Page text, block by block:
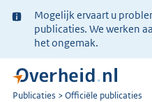
Ter
informatie:
Mogelijk ervaart u
publicaties. We werken
het ongemak.
U
Publicaties Officiële publicaties